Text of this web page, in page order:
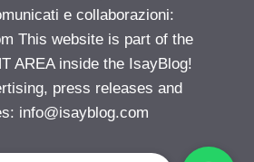
e collaborazioni:
This website is part of the
AREA inside the IsayBlog!
press releases and
info@isayblog.com